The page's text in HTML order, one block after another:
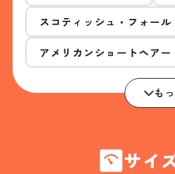
スコティッシュ・フォール
アメリカンショートヘアー
も
サイ